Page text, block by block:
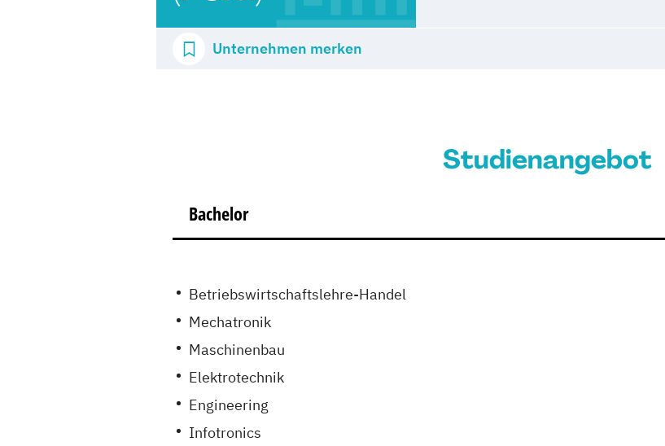
Unternehmen merken
Studienangebot
Bachelor
Betriebswirtschaftslehre-Handel
Mechatronik
Maschinenbau
Elektrotechnik
Engineering
Infotronics